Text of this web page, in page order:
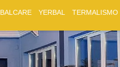
BALCARE YERBAL TERMALISMO